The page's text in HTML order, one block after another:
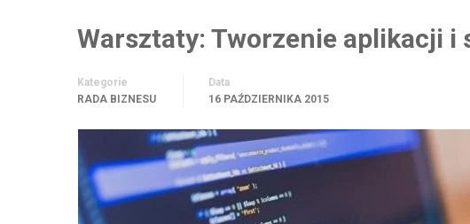
Warsztaty: Tworzenie aplikacji
Kategorie
RADA BIZNESU
Data
16 PAŹDZIERNIKA 2015